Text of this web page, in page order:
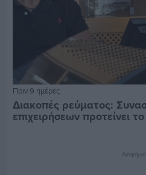
Πριν 9 ημέρες
Διακοπές ρεύματος:
επιχειρήσεων προτείνει